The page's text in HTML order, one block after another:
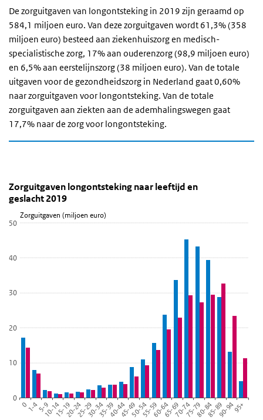
De zorguitgaven van longontsteking in 2019 zijn geraamd op
584,1 miljoen euro. Van deze zorguitgaven wordt 61,3% (358
miljoen euro) besteed aan ziekenhuiszorg en medisch-
specialistische zorg, 17% aan ouderenzorg (98,9 miljoen euro)
en 6,5% aan eerstelijnszorg (38 miljoen euro). Van de totale
uitgaven voor de gezondheidszorg in Nederland gaat 0,60%
naar zorguitgaven voor longontsteking. Van de totale
zorguitgaven aan ziekten aan de ademhalingswegen gaat
17,7% naar de zorg voor longontsteking.
Zorguitgaven longontsteking naar leeftijd
Sla de grafiek 'Zorguitgaven longontsteking naar leeftijd en
Zorguitgaven longontsteking naar leeftijd en
Staaf grafiek met 2 reeksen.
Bekijk als data tabel.
De grafiek heeft 1 Y-as die Zorguitgaven (miljoen euro) weergeeft.
Zorguitgaven (miljoen euro)
Zorguitgaven longontsteking naar leeftijd en
geslacht 2019
0
10
20
30
40
50
01-45-910-1415-1920-2425-2930-3435-3940-4445-4950-5455-5960-6465-6970-7475-7980-8485-8990-9495+